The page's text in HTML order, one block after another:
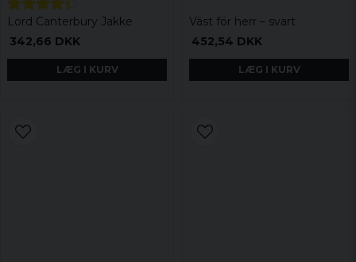
Lord Canterbury Jakke
342,66 DKK
LÆG I KURV
Väst för herr – svart
452,54 DKK
LÆG I KURV